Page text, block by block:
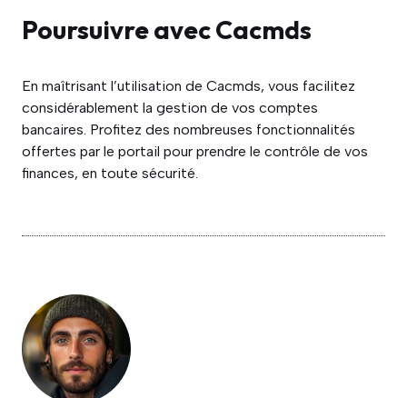
Poursuivre avec Cacmds
En maîtrisant l’utilisation de Cacmds, vous facilitez
considérablement la gestion de vos comptes
bancaires. Profitez des nombreuses fonctionnalités
offertes par le portail pour prendre le contrôle de vos
finances, en toute sécurité.